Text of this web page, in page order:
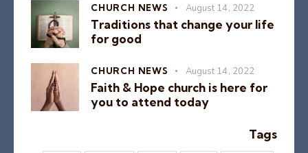
CHURCH NEWS August 14, 2022
Traditions that change your life
for good
CHURCH NEWS August 14, 2022
Faith & Hope church is here for
you to attend today
Tags